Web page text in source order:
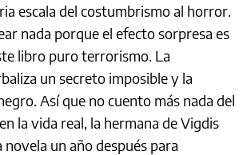
escala del costumbrismo al horror.
nada porque el efecto sorpresa es
libro puro terrorismo. La
un secreto imposible y la
Así que no cuento más nada del
la vida real, la hermana de Vigdis
un año después para